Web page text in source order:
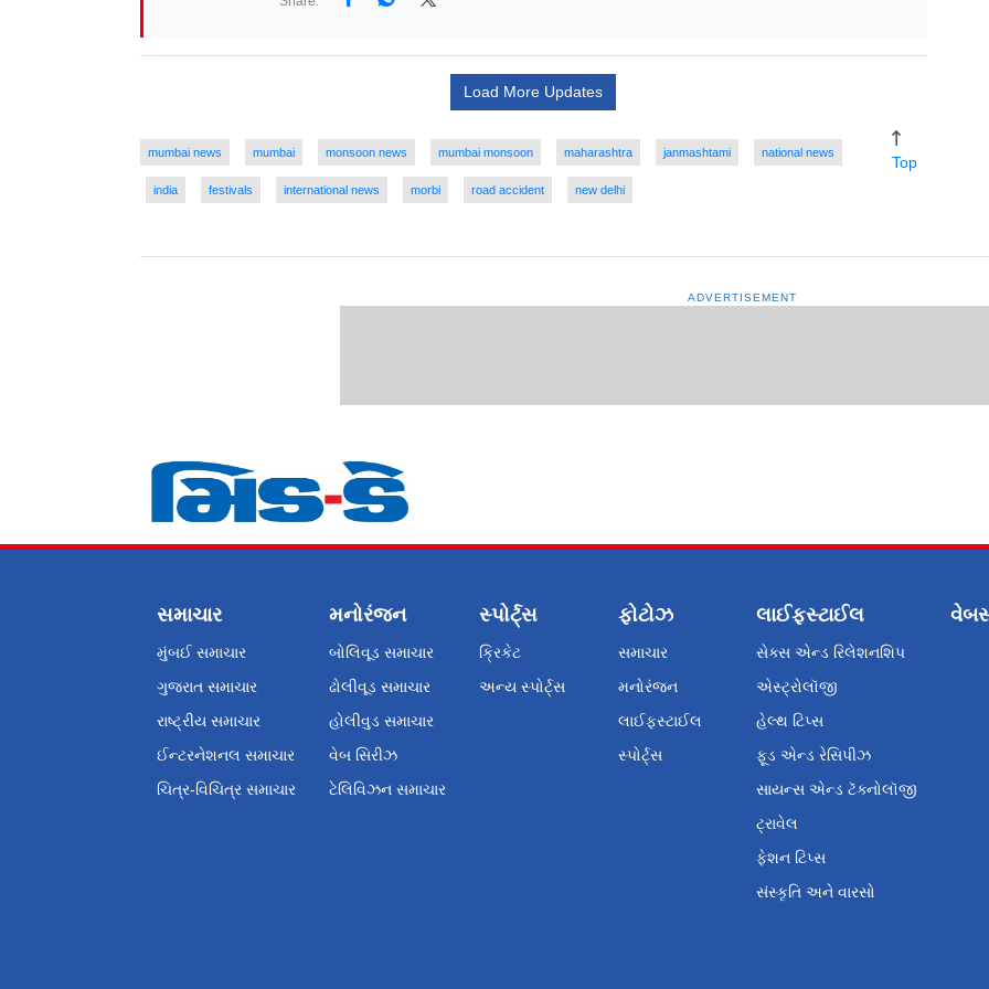
Load More Updates
mumbai news mumbai monsoon news mumbai monsoon maharashtra janmashtami national news
india festivals international news morbi road accident new delhi
Top
ADVERTISEMENT
સમાચાર
મુંબઈ સમાચાર
ગુજરાત સમાચાર
રાષ્ટ્રીય સમાચાર
ઈન્ટરનેશનલ સમાચાર
ચિત્ર-વિચિત્ર સમાચાર
મનોરંજન
બોલિવૂડ સમાચાર
ઢોલીવૂડ સમાચાર
હોલીવુડ સમાચાર
વેબ સિરીઝ
ટેલિવિઝન સમાચાર
સ્પોર્ટ્સ
ક્રિકેટ
અન્ય સ્પોર્ટ્સ
ફોટોઝ
સમાચાર
મનોરંજન
લાઈફસ્ટાઈલ
સ્પોર્ટ્સ
લાઈફસ્ટાઈલ
સેક્સ એન્ડ રિલેશનશિપ
એસ્ટ્રોલૉજી
હેલ્થ ટિપ્સ
ફૂડ એન્ડ રેસિપીઝ
સાયન્સ એન્ડ ટૅક્નોલૉજી
ટ્રાવેલ
ફેશન ટિપ્સ
સંસ્કૃતિ અને વારસો